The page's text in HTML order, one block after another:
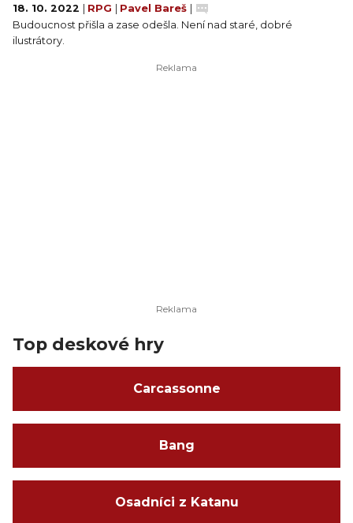
18. 10. 2022 RPG Pavel Bareš
Budoucnost přišla a zase odešla. Není nad staré, dobré
ilustrátory.
Top deskové hry
Carcassonne
Bang
Osadníci z Katanu